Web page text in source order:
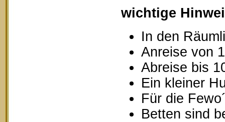
wichtige
In den
Anreise von
Abreise bis
Ein kleiner
Für die
Betten sind